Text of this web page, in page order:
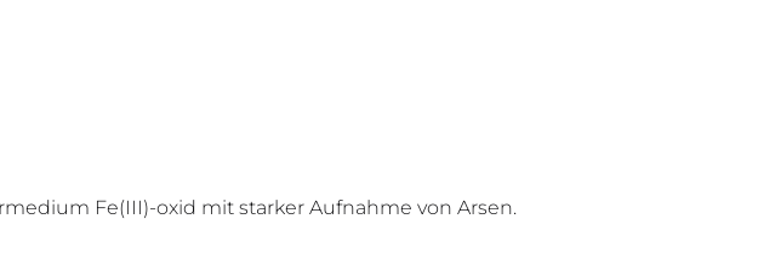
Fe(III)-oxid mit starker Aufnahme von Arsen.